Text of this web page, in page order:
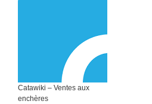
Catawiki – Ventes aux
enchères